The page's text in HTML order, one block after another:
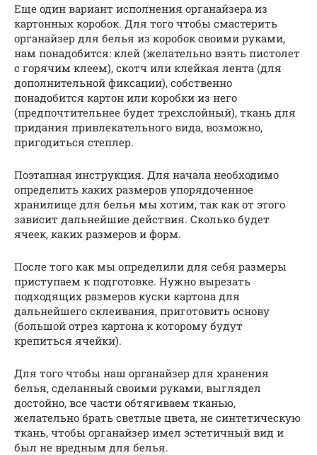
Еще один вариант исполнения органайзера из
картонных коробок. Для того чтобы смастерить
органайзер для белья из коробок своими руками,
нам понадобится: клей (желательно взять пистолет
с горячим клеем), скотч или клейкая лента (для
дополнительной фиксации), собственно
понадобится картон или коробки из него
(предпочтительнее будет трехслойный), ткань для
придания привлекательного вида, возможно,
пригодиться степлер.
Поэтапная инструкция. Для начала необходимо
определить каких размеров упорядоченное
хранилище для белья мы хотим, так как от этого
зависит дальнейшие действия. Сколько будет
ячеек, каких размеров и форм.
После того как мы определили для себя размеры
приступаем к подготовке. Нужно вырезать
подходящих размеров куски картона для
дальнейшего склеивания, приготовить основу
(большой отрез картона к которому будут
крепиться ячейки).
Для того чтобы наш органайзер для хранения
белья, сделанный своими руками, выглядел
достойно, все части обтягиваем тканью,
желательно брать светлые цвета, не синтетическую
ткань, чтобы органайзер имел эстетичный вид и
был не вредным для белья.